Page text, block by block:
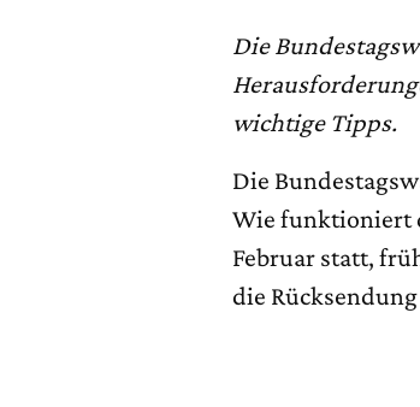
Die
wichtige Tipps.
Die
Wie funktioniert
Februar statt,
die